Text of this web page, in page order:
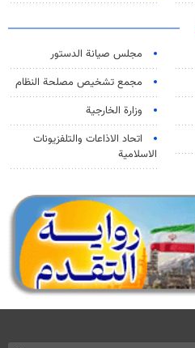
مجلس صيانة الدستور
مجمع تشخيص مصلحة النظام
وزارة الخارجية
اتحاد الاذاعات والتلفزيونات
الاسلامية